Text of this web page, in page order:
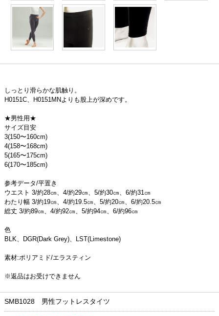
しっとり滑らかな肌触り。
H0151C、H0151MNよりも股上が深めです。
★男性用★
サイズ目安
3(150〜160cm)
4(158〜168cm)
5(165〜175cm)
6(170〜185cm)
参考データ/平置き
ウエスト 3/約28㎝、4/約29㎝、5/約30㎝、6/約31㎝
わたり幅 3/約19㎝、4/約19.5㎝、5/約20㎝、6/約20.5㎝
総丈 3/約89㎝、4/約92㎝、5/約94㎝、6/約96㎝
色
BLK、DGR(Dark Grey)、LST(Limestone)
素材:ポリアミド/エラスティン
※返品はお受けできません
SMB1028 男性フットレスタイツ